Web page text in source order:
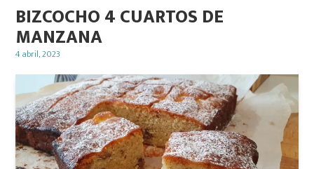
BIZCOCHO 4 CUARTOS DE
MANZANA
Posted
4 abril, 2023